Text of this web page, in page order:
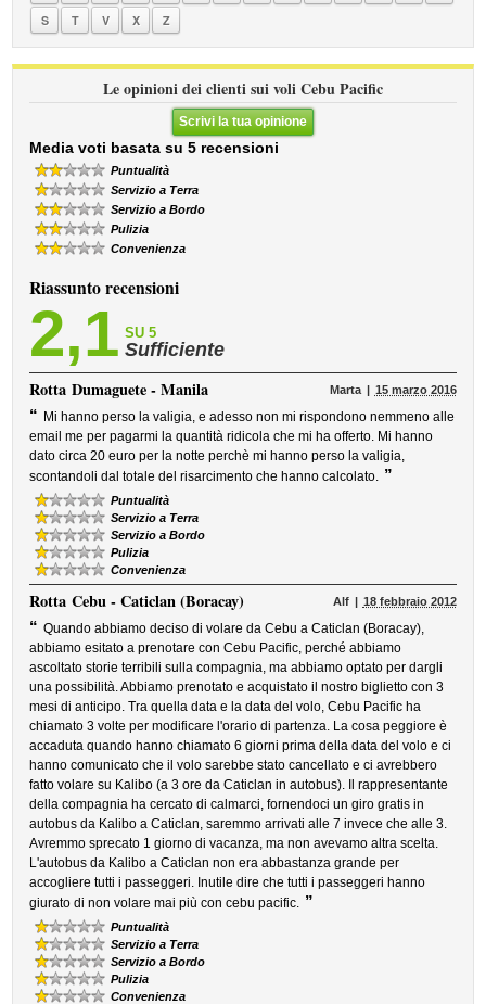
S
T V X Z
Le opinioni dei clienti sui voli Cebu Pacific
Scrivi la tua opinione
Media voti basata su 5 recensioni
Puntualità
Servizio a Terra
Servizio a Bordo
Pulizia
Convenienza
Riassunto recensioni
2,1 SU 5
Sufficiente
RottaDumaguete - Manila Marta 15 marzo 2016
“ Mi hanno perso la valigia, e adesso non mi rispondono nemmeno alle
email me per pagarmi la quantità ridicola che mi ha offerto. Mi hanno
dato circa 20 euro per la notte perchè mi hanno perso la valigia,
scontandoli dal totale del risarcimento che hanno calcolato. ”
Puntualità
Servizio a Terra
Servizio a Bordo
Pulizia
Convenienza
RottaCebu - Caticlan (Boracay) Alf 18 febbraio 2012
“ Quando abbiamo deciso di volare da Cebu a Caticlan (Boracay),
abbiamo esitato a prenotare con Cebu Pacific, perché abbiamo
ascoltato storie terribili sulla compagnia, ma abbiamo optato per dargli
una possibilità. Abbiamo prenotato e acquistato il nostro biglietto con 3
mesi di anticipo. Tra quella data e la data del volo, Cebu Pacific ha
chiamato 3 volte per modificare l'orario di partenza. La cosa peggiore è
accaduta quando hanno chiamato 6 giorni prima della data del volo e ci
hanno comunicato che il volo sarebbe stato cancellato e ci avrebbero
fatto volare su Kalibo (a 3 ore da Caticlan in autobus). Il rappresentante
della compagnia ha cercato di calmarci, fornendoci un giro gratis in
autobus da Kalibo a Caticlan, saremmo arrivati alle 7 invece che alle 3.
Avremmo sprecato 1 giorno di vacanza, ma non avevamo altra scelta.
L'autobus da Kalibo a Caticlan non era abbastanza grande per
accogliere tutti i passeggeri. Inutile dire che tutti i passeggeri hanno
giurato di non volare mai più con cebu pacific. ”
Puntualità
Servizio a Terra
Servizio a Bordo
Pulizia
Convenienza